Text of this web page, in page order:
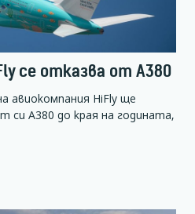
се отказва от А380
авиокомпания HiFly ще
си А380 до края на годината,